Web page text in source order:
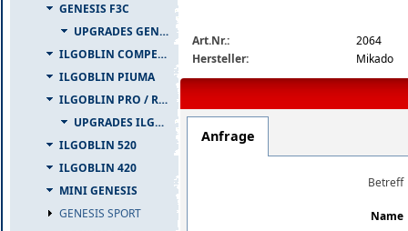
GENESIS F3C
UPGRADES GENESIS F3C
ILGOBLIN COMPETIZIONE
ILGOBLIN PIUMA
ILGOBLIN PRO / RAW 700
UPGRADES ILGOBLIN PRO / RAW 700
ILGOBLIN 520
ILGOBLIN 420
MINI GENESIS
GENESIS SPORT
Art.Nr.:
2064
Hersteller:
Mikado
Anfrage
Betreff
Name